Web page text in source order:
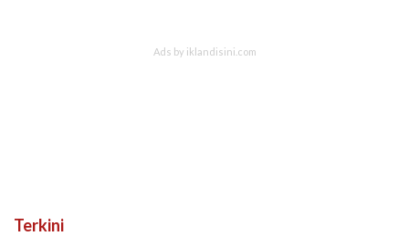
Terkini